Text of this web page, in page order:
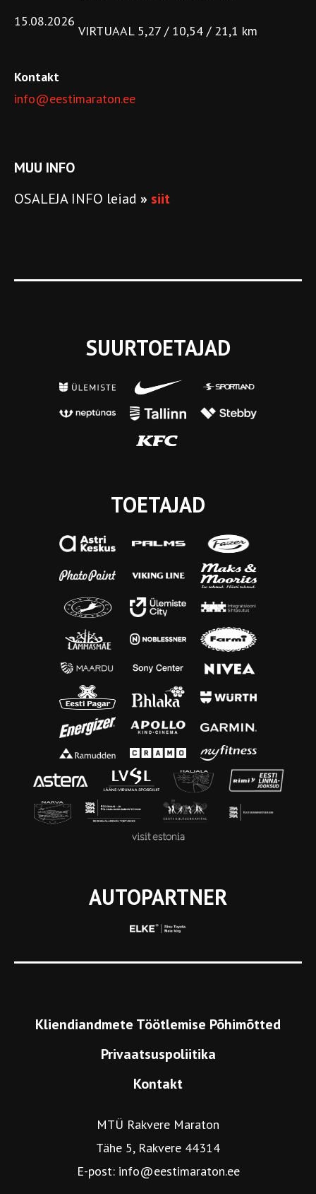
15.08.2026
VIRTUAAL 5,27 / 10,54 / 21,1 km
Kontakt
info@eestimaraton.ee
MUU INFO
OSALEJA INFO leiad » siit
SUURTOETAJAD
TOETAJAD
AUTOPARTNER
Kliendiandmete Töötlemise Põhimõtted
Privaatsuspoliitika
Kontakt
MTÜ Rakvere Maraton
Tähe 5, Rakvere 44314
E-post: info@eestimaraton.ee